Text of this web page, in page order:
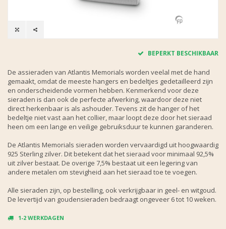
BEPERKT BESCHIKBAAR
De assieraden van Atlantis Memorials worden veelal met de hand
gemaakt, omdat de meeste hangers en bedeltjes gedetailleerd zijn
en onderscheidende vormen hebben. Kenmerkend voor deze
sieraden is dan ook de perfecte afwerking, waardoor deze niet
direct herkenbaar is als ashouder. Tevens zit de hanger of het
bedeltje niet vast aan het collier, maar loopt deze door het sieraad
heen om een lange en veilige gebruiksduur te kunnen garanderen.
De Atlantis Memorials sieraden worden vervaardigd uit hoogwaardig
925 Sterling zilver. Dit betekent dat het sieraad voor minimaal 92,5%
uit zilver bestaat. De overige 7,5% bestaat uit een legering van
andere metalen om stevigheid aan het sieraad toe te voegen.
Alle sieraden zijn, op bestelling, ook verkrijgbaar in geel- en witgoud.
De levertijd van goudensieraden bedraagt ongeveer 6 tot 10 weken.
1-2 WERKDAGEN